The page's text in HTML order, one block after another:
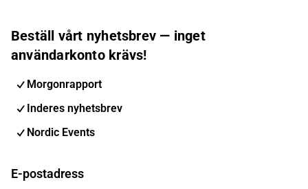
Beställ vårt nyhetsbrev — inget
användarkonto krävs!
Morgonrapport
Inderes nyhetsbrev
Nordic Events
E-postadress